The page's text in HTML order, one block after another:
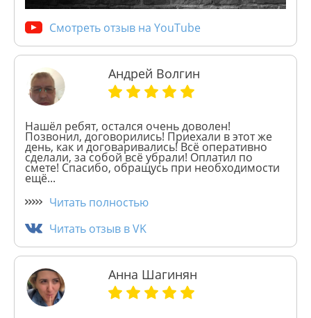
Смотреть отзыв на YouTube
Андрей Волгин
Нашёл ребят, остался очень доволен!
Позвонил, договорились! Приехали в этот же
день, как и договаривались! Всё оперативно
сделали, за собой всё убрали! Оплатил по
смете! Спасибо, обращусь при необходимости
ещё...
Читать полностью
Читать отзыв в VK
Анна Шагинян